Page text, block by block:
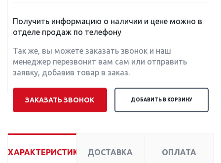
Получить информацию о наличии и цене можно в
отделе продаж по телефону
Так же, вы можете заказать звонок и наш
менеджер перезвонит вам сам или отправить
заявку, добавив товар в заказ.
ЗАКАЗАТЬ ЗВОНОК ДОБАВИТЬ В КОРЗИНУ
ХАРАКТЕРИСТИКИ ДОСТАВКА ОПЛАТА